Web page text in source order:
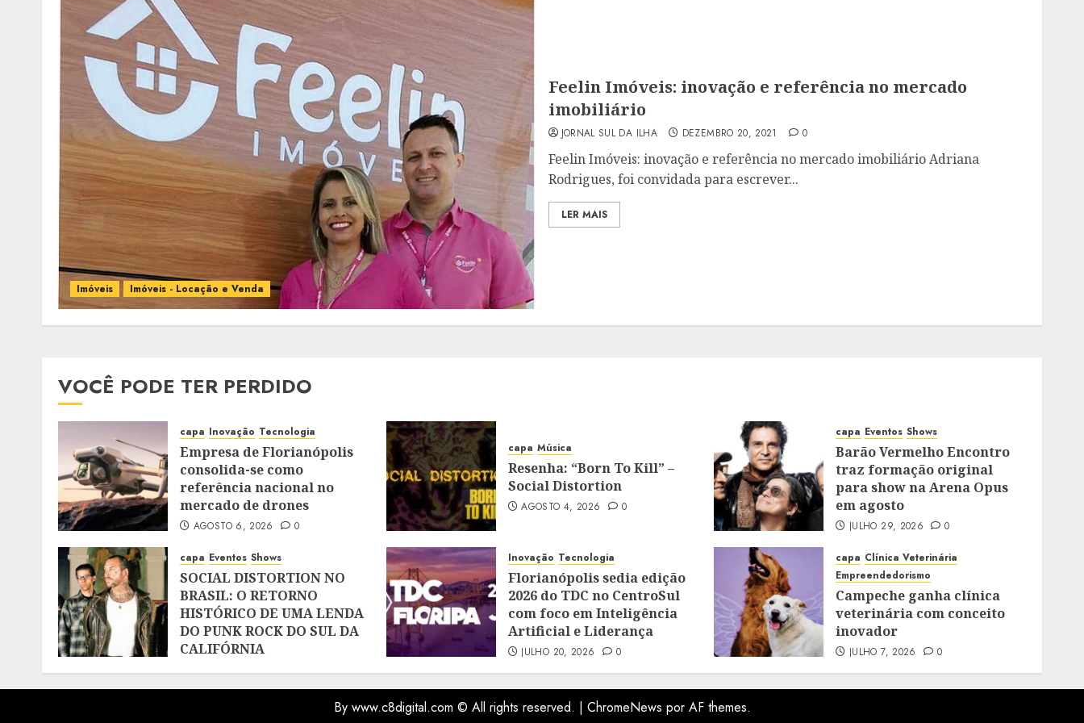
Imóveis Imóveis - Locação e Venda
Feelin Imóveis: inovação e referência no mercado
imobiliário
JORNAL SUL DA ILHA DEZEMBRO 20, 2021 0
Feelin Imóveis: inovação e referência no mercado imobiliário Adriana
Rodrigues, foi convidada para escrever...
LER MAIS
VOCÊ PODE TER PERDIDO
capa Inovação Tecnologia
Empresa de Florianópolis
consolida-se como
referência nacional no
mercado de drones
AGOSTO 6, 2026 0
capa Música
Resenha: “Born To Kill” –
Social Distortion
AGOSTO 4, 2026 0
capa Eventos Shows
Barão Vermelho Encontro
traz formação original
para show na Arena Opus
em agosto
JULHO 29, 2026 0
capa Eventos Shows
SOCIAL DISTORTION NO
BRASIL: O RETORNO
HISTÓRICO DE UMA LENDA
DO PUNK ROCK DO SUL DA
CALIFÓRNIA
JULHO 28, 2026 0
Inovação Tecnologia
Florianópolis sedia edição
2026 do TDC no CentroSul
com foco em Inteligência
Artificial e Liderança
JULHO 20, 2026 0
capa Clínica Veterinária
Empreendedorismo
Campeche ganha clínica
veterinária com conceito
inovador
JULHO 7, 2026 0
By www.c8digital.com © All rights reserved. | ChromeNews por AF themes.